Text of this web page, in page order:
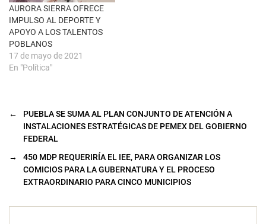
n
a
n
u
e
a
)
AURORA SIERRA OFRECE
IMPULSO AL DEPORTE Y
APOYO A LOS TALENTOS
POBLANOS
17 de mayo de 2021
En "Política"
←
PUEBLA SE SUMA AL PLAN CONJUNTO DE ATENCIÓN A
INSTALACIONES ESTRATÉGICAS DE PEMEX DEL GOBIERNO
FEDERAL
→
450 MDP REQUERIRÍA EL IEE, PARA ORGANIZAR LOS
COMICIOS PARA LA GUBERNATURA Y EL PROCESO
EXTRAORDINARIO PARA CINCO MUNICIPIOS